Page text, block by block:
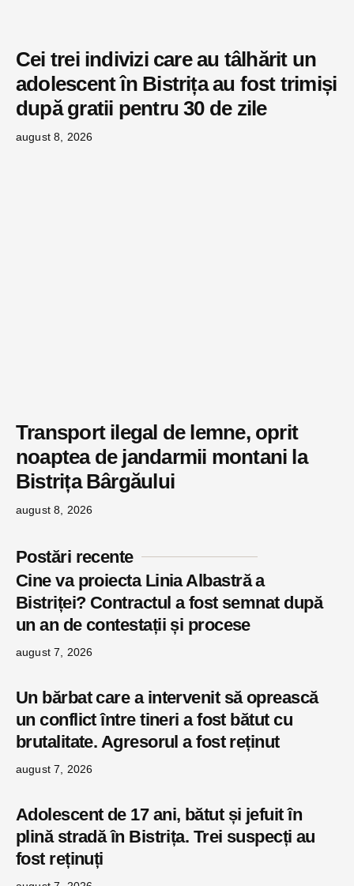
Cei trei indivizi care au tâlhărit un
adolescent în Bistrița au fost trimiși
după gratii pentru 30 de zile
august 8, 2026
Transport ilegal de lemne, oprit
noaptea de jandarmii montani la
Bistrița Bârgăului
august 8, 2026
Postări recente
Cine va proiecta Linia Albastră a
Bistriței? Contractul a fost semnat după
un an de contestații și procese
august 7, 2026
Un bărbat care a intervenit să oprească
un conflict între tineri a fost bătut cu
brutalitate. Agresorul a fost reținut
august 7, 2026
Adolescent de 17 ani, bătut și jefuit în
plină stradă în Bistrița. Trei suspecți au
fost reținuți